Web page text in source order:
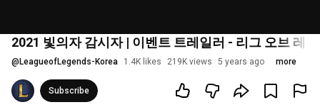
2021 빛의자 감시자 | 이벤트 트레일러 - 리그 오브 레
@ LeagueofLegends-Korea 1.4K likes 219K views 5 years ago more
Subscribe